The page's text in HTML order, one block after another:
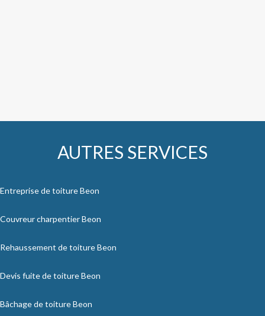
AUTRES SERVICES
Entreprise de toiture Beon
Couvreur charpentier Beon
Rehaussement de toiture Beon
Devis fuite de toiture Beon
Bâchage de toiture Beon